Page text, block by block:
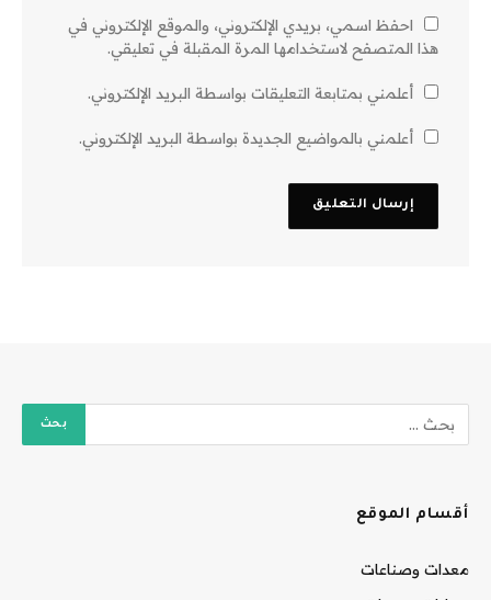
احفظ اسمي، بريدي الإلكتروني، والموقع الإلكتروني في
هذا المتصفح لاستخدامها المرة المقبلة في تعليقي.
أعلمني بمتابعة التعليقات بواسطة البريد الإلكتروني.
أعلمني بالمواضيع الجديدة بواسطة البريد الإلكتروني.
أقسام الموقع
معدات وصناعات